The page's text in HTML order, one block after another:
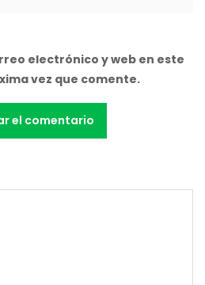
electrónico y web en este
vez que comente.